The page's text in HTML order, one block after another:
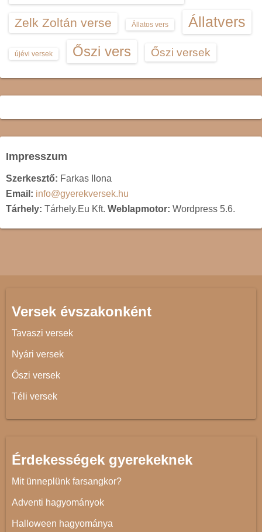
Zelk Zoltán verse Állatos vers Állatvers
újévi versek Őszi vers Őszi versek
Impresszum
Szerkesztő: Farkas Ilona
Email: info@gyerekversek.hu
Tárhely: Tárhely.Eu Kft. Weblapmotor: Wordpress 5.6.
Versek évszakonként
Tavaszi versek
Nyári versek
Őszi versek
Téli versek
Érdekességek gyerekeknek
Mit ünneplünk farsangkor?
Adventi hagyományok
Halloween hagyománya